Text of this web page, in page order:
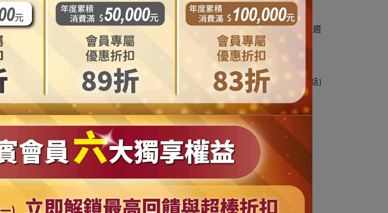
筆訂單。一般商品處理運送寄出時間約為三到五個工作天內(商品缺貨不在此限) (不含週
或電話連絡通知消費者。[請於訂購時您的資料務必填寫有效常用之電子信箱及連絡電話]
本公司保留接受訂單與否的權利。
退換貨疑問，請參照 [ 購物說明 ]。
經使用、或拆解以致缺乏完整性及失去再販售價值時，恕無法退貨!